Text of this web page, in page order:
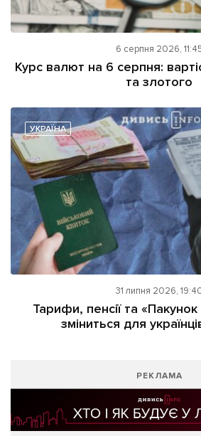
6 серпня 2026,
Курс валют на 6 серпня:
та злотого
УКРАЇНА
31 липня 2026,
Тарифи, пенсії та
зміниться для
РЕКЛАМА